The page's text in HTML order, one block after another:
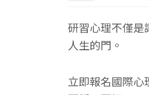
研習心理不僅是
人生的門。
立即報名國際